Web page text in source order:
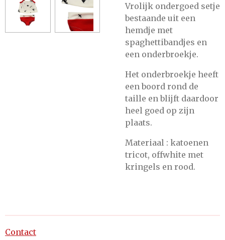
Vrolijk ondergoed setje
bestaande uit een
hemdje met
spaghettibandjes en
een onderbroekje.
Het onderbroekje heeft
een boord rond de
taille en blijft daardoor
heel goed op zijn
plaats.
Materiaal : katoenen
tricot, offwhite met
kringels en rood.
Contact